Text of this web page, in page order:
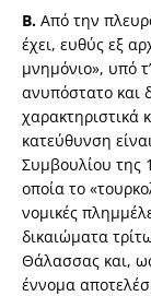
Β. Από την
έχει, ευθύς εξ
μνημόνιο», υπό
ανυπόστατο και
χαρακτηριστικά
κατεύθυνση
Συμβουλίου της
οποία το
νομικές
δικαιώματα
Θάλασσας και,
έννομα